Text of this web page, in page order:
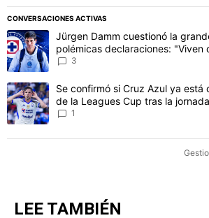
CONVERSACIONES ACTIVAS
Este listado muestra los artículos con más
Un artículo de tendencia con el título
Jürgen Damm cuestionó la
polémicas declaraciones: "Viven
Un artículo de tendencia con el título "Se
Se confirmó si Cruz Azul ya